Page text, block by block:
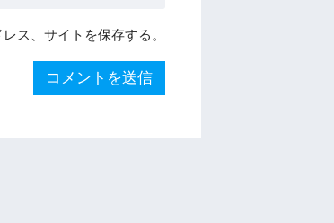
ス、サイトを保存する。